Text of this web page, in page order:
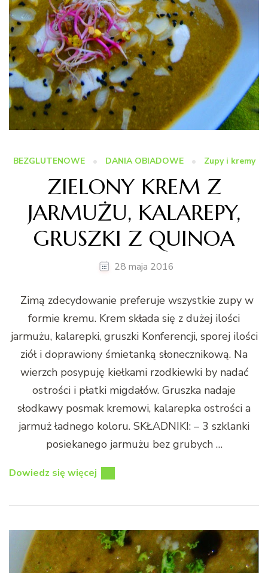
BEZGLUTENOWE DANIA OBIADOWE Zupy i kremy
ZIELONY KREM Z
JARMUŻU, KALAREPY,
GRUSZKI Z QUINOA
28 maja 2016
Zimą zdecydowanie preferuje wszystkie zupy w
formie kremu. Krem składa się z dużej ilości
jarmużu, kalarepki, gruszki Konferencji, sporej ilości
ziół i doprawiony śmietanką słonecznikową. Na
wierzch posypuję kiełkami rzodkiewki by nadać
ostrości i płatki migdałów. Gruszka nadaje
słodkawy posmak kremowi, kalarepka ostrości a
jarmuż ładnego koloru. SKŁADNIKI: – 3 szklanki
posiekanego jarmużu bez grubych …
Dowiedz się więcej